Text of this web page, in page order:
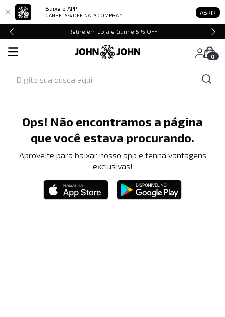
Baixe o APP
GANHE 15% OFF NA 1ª COMPRA * ABRIR
Retire em Loja e Ganhe 5% OFF
0
Ops! Não encontramos a página
que você estava procurando.
Aproveite para baixar nosso app e tenha vantagens
exclusivas!